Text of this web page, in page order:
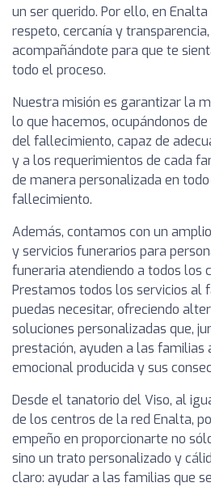
un ser querido. Por ello, en
respeto, cercanía y
acompañándote para que te
todo el proceso.
Nuestra misión es garantizar la
lo que hacemos, ocupándonos
del fallecimiento, capaz de
y a los requerimientos de cada
de manera personalizada en
fallecimiento.
Además, contamos con un
y servicios funerarios para
funeraria atendiendo a todos los
Prestamos todos los servicios al
puedas necesitar, ofreciendo
soluciones personalizadas que,
prestación, ayuden a las familias
emocional producida y sus
Desde el tanatorio del Viso, al
de los centros de la red Enalta,
empeño en proporcionarte no
sino un trato personalizado y
claro: ayudar a las familias que